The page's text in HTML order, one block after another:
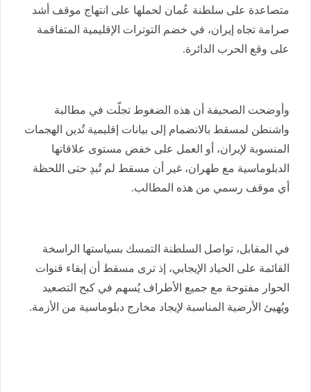
متصاعدة على سلطنة عُمان لحملها على انتهاج موقف أشد
صرامة تجاه إيران، في خضم التوترات الإقليمية المتفاقمة
على وقع الحرب الدائرة.
وأوضحت الصحيفة أن هذه الضغوط تجلّت في مطالبة
واشنطن لمسقط بالانضمام إلى بيانات إقليمية تُدين الهجمات
المنسوبة لإيران، أو العمل على خفض مستوى علاقاتها
الدبلوماسية مع طهران، غير أن مسقط لم تُبدِ حتى اللحظة
أي موقف رسمي من هذه المطالب.
في المقابل، تواصل السلطنة التمسك بسياستها الراسخة
القائمة على الحياد الإيجابي، إذ ترى مسقط أن إبقاء قنوات
الحوار مفتوحة مع جميع الأطراف يُسهم في كبح التصعيد
ويُهيئ الأرضية المناسبة لإيجاد مخارج دبلوماسية من الأزمة.